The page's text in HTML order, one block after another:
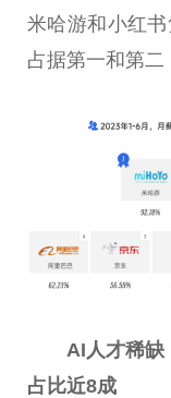
米哈游和小红
占据第一和第二
AI人才稀缺
占比近8成